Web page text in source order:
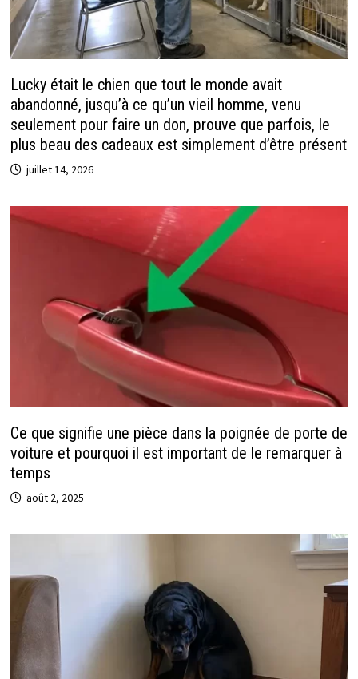
Lucky était le chien que tout le monde avait
abandonné, jusqu’à ce qu’un vieil homme, venu
seulement pour faire un don, prouve que parfois, le
plus beau des cadeaux est simplement d’être présent
juillet 14, 2026
Ce que signifie une pièce dans la poignée de porte de
voiture et pourquoi il est important de le remarquer à
temps
août 2, 2025